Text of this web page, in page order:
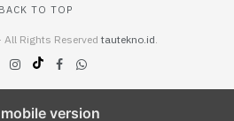
BACK TO TOP
All Rights Reserved tautekno.id
version